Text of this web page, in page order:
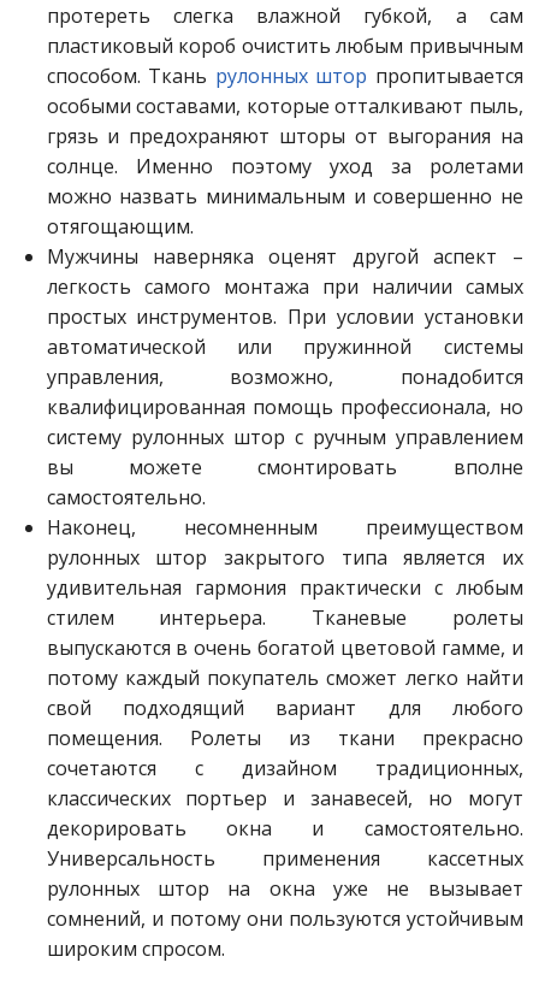
протереть слегка влажной губкой, а сам
пластиковый короб очистить любым привычным
способом. Ткань рулонных штор пропитывается
особыми составами, которые отталкивают пыль,
грязь и предохраняют шторы от выгорания на
солнце. Именно поэтому уход за ролетами
можно назвать минимальным и совершенно не
отягощающим.
Мужчины наверняка оценят другой аспект –
легкость самого монтажа при наличии самых
простых инструментов. При условии установки
автоматической или пружинной системы
управления, возможно, понадобится
квалифицированная помощь профессионала, но
систему рулонных штор с ручным управлением
вы можете смонтировать вполне
самостоятельно.
Наконец, несомненным преимуществом
рулонных штор закрытого типа является их
удивительная гармония практически с любым
стилем интерьера. Тканевые ролеты
выпускаются в очень богатой цветовой гамме, и
потому каждый покупатель сможет легко найти
свой подходящий вариант для любого
помещения. Ролеты из ткани прекрасно
сочетаются с дизайном традиционных,
классических портьер и занавесей, но могут
декорировать окна и самостоятельно.
Универсальность применения кассетных
рулонных штор на окна уже не вызывает
сомнений, и потому они пользуются устойчивым
широким спросом.